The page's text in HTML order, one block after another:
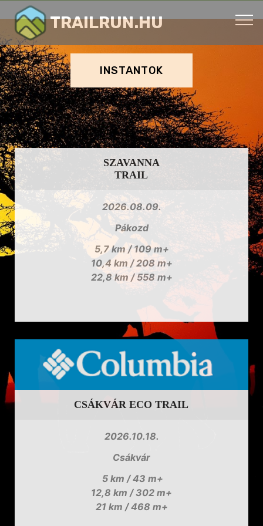
TRAILRUN.HU
INSTANTOK
SZAVANNA
TRAIL
2026.08.09.
Pákozd
5,7 km / 109 m+
10,4 km / 208 m+
22,8 km / 558 m+
CSÁKVÁR ECO TRAIL
2026.10.18.
Csákvár
5 km / 43 m+
12,8 km / 302 m+
21 km / 468 m+